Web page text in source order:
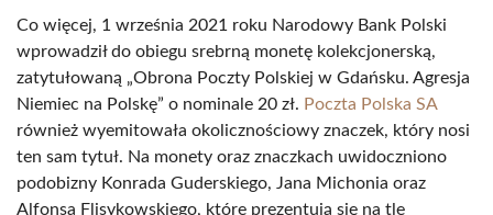
Co więcej, 1 września 2021 roku Narodowy Bank Polski
wprowadził do obiegu srebrną monetę kolekcjonerską,
zatytułowaną „Obrona Poczty Polskiej w Gdańsku. Agresja
Niemiec na Polskę” o nominale 20 zł. Poczta Polska SA
również wyemitowała okolicznościowy znaczek, który nosi
ten sam tytuł. Na monety oraz znaczkach uwidoczniono
podobizny Konrada Guderskiego, Jana Michonia oraz
Alfonsa Flisykowskiego, które prezentują się na tle